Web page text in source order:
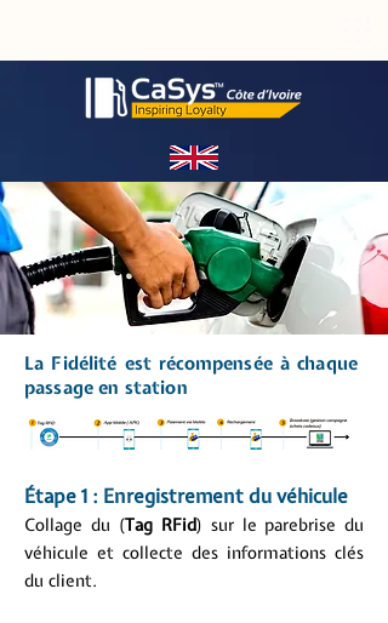
La Fidélité est récompensée à chaque
passage en station
Étape 1 : Enregistrement du véhicule
Collage du (Tag RFid) sur le parebrise du
véhicule et collecte des informations clés
du client.